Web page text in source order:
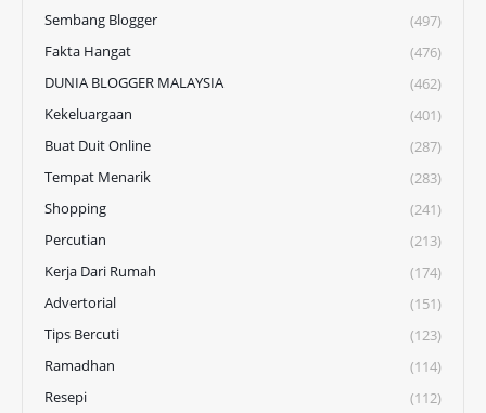
Sembang Blogger
(497)
Fakta Hangat
(476)
DUNIA BLOGGER MALAYSIA
(462)
Kekeluargaan
(401)
Buat Duit Online
(287)
Tempat Menarik
(283)
Shopping
(241)
Percutian
(213)
Kerja Dari Rumah
(174)
Advertorial
(151)
Tips Bercuti
(123)
Ramadhan
(114)
Resepi
(112)